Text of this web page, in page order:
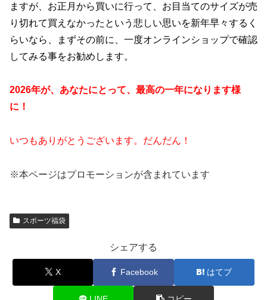
ますが、お正月から買いに行って、お目当てのサイズが売
り切れて買えなかったという悲しい思いを新年早々するく
らいなら、まずその前に、一度オンラインショップで確認
してみる事をお勧めします。
2026年が、あなたにとって、最高の一年になります様
に！
いつもありがとうございます。だんだん！
※本ページはプロモーションが含まれています
スポーツ福袋
シェアする
X Facebook はてブ